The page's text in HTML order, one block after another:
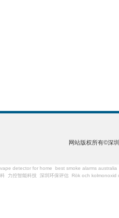
网站版权所有©深
vape detector for home best smoke alarms australia
科
力控智能科技 深圳环保评估 Rök och kolmonoxid